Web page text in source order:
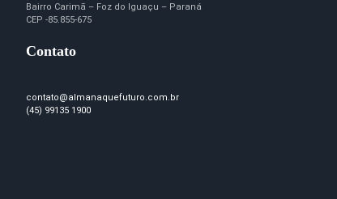
Bairro Carimã – Foz do Iguaçu – Paraná
CEP -85.855-675
Contato
contato@almanaquefuturo.com.br
(45) 99135 1900